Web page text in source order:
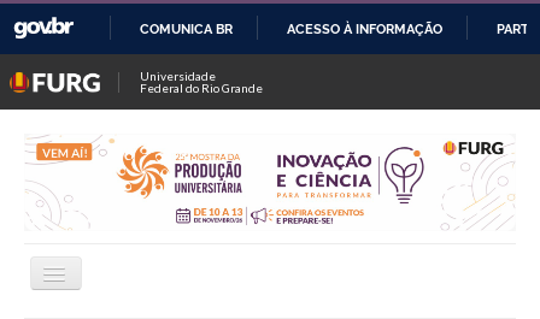
O
COMUNICA BR ACESSO À INFORMAÇÃO
Universidade
Federal do Rio Grande
Alternar